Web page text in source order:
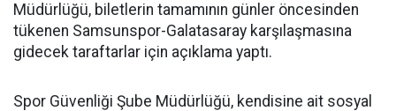
Müdürlüğü, biletlerin tamamının günler öncesinden
tükenen Samsunspor-Galatasaray karşılaşmasına
gidecek taraftarlar için açıklama yaptı.
Spor Güvenliği Şube Müdürlüğü, kendisine ait sosyal